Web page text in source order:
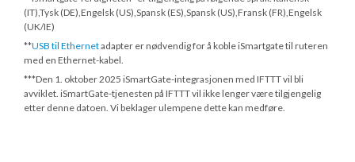
(IT),Tysk (DE),Engelsk (US),Spansk (ES),Spansk (US),Fransk (FR),Engelsk
(UK/IE)
**USB til Ethernetadapter er nødvendig for å koble iSmartgate til ruteren
med en Ethernet-kabel.
***Den 1. oktober 2025 iSmartGate-integrasjonen med IFTTT vil bli
avviklet. iSmartGate-tjenesten på IFTTT vil ikke lenger være tilgjengelig
etter denne datoen. Vi beklager ulempene dette kan medføre.